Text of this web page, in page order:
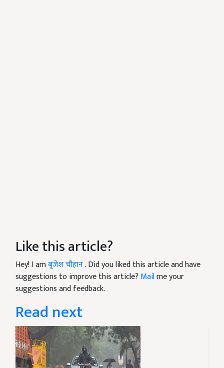
Like this article?
Hey! I amबृजेश चौहान. Did you liked this article and have
suggestions to improve this article? Mailme your
suggestions and feedback.
Read next